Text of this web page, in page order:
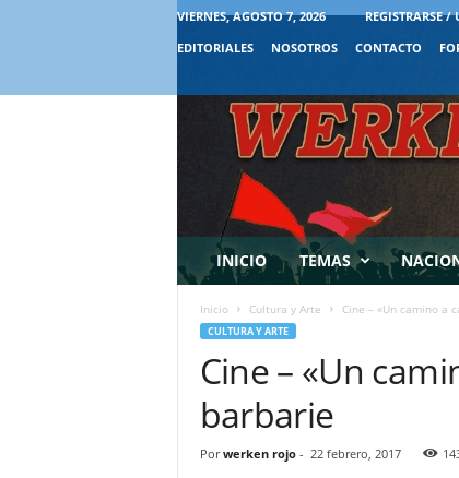
VIERNES, AGOSTO 7, 2026
REGISTRARSE /
EDITORIALES
NOSOTROS CONTACTO
INICIO TEMAS
Inicio Cultura y Arte Cine – «Un camino a
CULTURA Y ARTE
Cine – «Un
barbarie
Por werken rojo- 22 febrero, 2017